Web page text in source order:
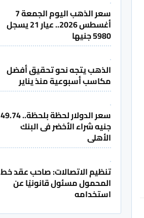
سعر الذهب اليوم الجمعة 7
أغسطس 2026.. عيار 21 يسجل
5980 جنيها
الذهب يتجه نحو تحقيق أفضل
مكاسب أسبوعية منذ يناير
سعر الدولار لحظة بلحظة.. 49.74
جنيه شراء الأخضر فى البنك
الأهلى
تنظيم الاتصالات: صاحب عقد خط
المحمول مسئول قانونيًا عن
استخدامه